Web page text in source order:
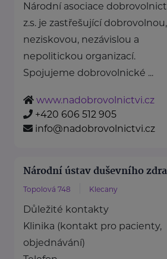
Národní asociace
z.s. je zastřešující dobrovolnou,
neziskovou, nezávislou a
nepolitickou organizací.
Spojujeme dobrovolnické ...
www.nadobrovolnictvi.cz
+420 606 512 905
info@nadobrovolnictvi.cz
Národní ústav duševního
Topolová 748 Klecany
Důležité kontakty
Klinika (kontakt pro pacienty,
objednávání)